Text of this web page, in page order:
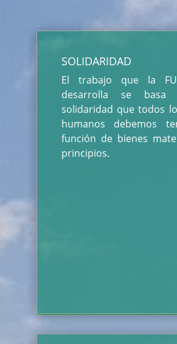
SOLIDARIDAD
El trabajo que la
desarrolla se
solidaridad que todos
humanos debemos
función de bienes
principios.